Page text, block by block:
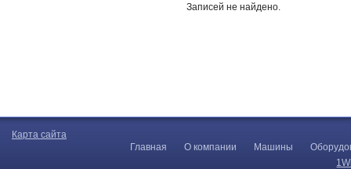
Записей не найдено.
Карта сайта
Главная
О компании Машины